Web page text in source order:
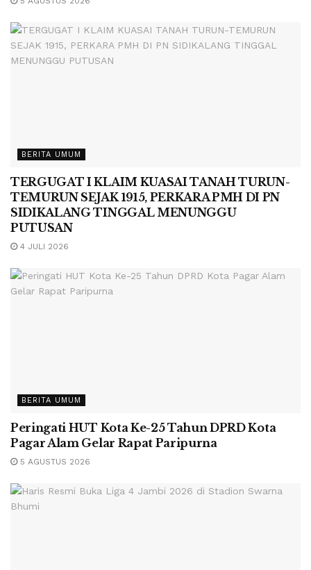
BERITA UMUM
TERGUGAT I KLAIM KUASAI TANAH TURUN-
TEMURUN SEJAK 1915, PERKARA PMH DI PN
SIDIKALANG TINGGAL MENUNGGU
PUTUSAN
4 JULI 2026
BERITA UMUM
Peringati HUT Kota Ke-25 Tahun DPRD Kota
Pagar Alam Gelar Rapat Paripurna
5 AGUSTUS 2026